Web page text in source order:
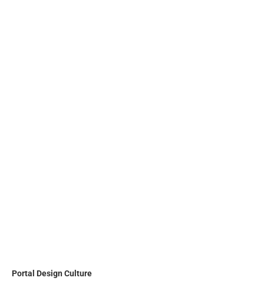
Portal Design Culture